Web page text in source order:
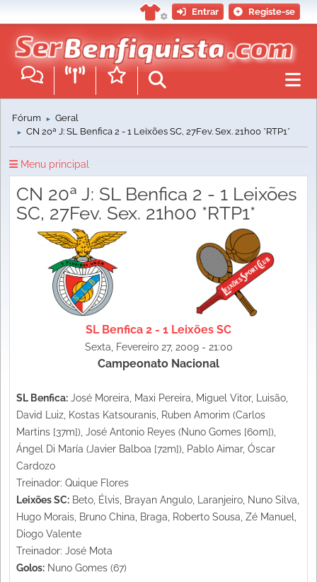
Entrar Registe-se
Fórum ► Geral
► CN 20ª J: SL Benfica 2 - 1 Leixões SC, 27Fev. Sex. 21h00 *RTP1*
Menu principal
CN 20ª J: SL Benfica 2 - 1 Leixões
SC, 27Fev. Sex. 21h00 *RTP1*
SL Benfica 2 - 1 Leixões SC
Sexta, Fevereiro 27, 2009 - 21:00
Campeonato Nacional
SL Benfica: José Moreira, Maxi Pereira, Miguel Vitor, Luisão,
David Luiz, Kostas Katsouranis, Ruben Amorim (Carlos
Martins [37m]), José Antonio Reyes (Nuno Gomes [60m]),
Ángel Di María (Javier Balboa [72m]), Pablo Aimar, Óscar
Cardozo
Treinador: Quique Flores
Leixões SC: Beto, Élvis, Brayan Angulo, Laranjeiro, Nuno Silva,
Hugo Morais, Bruno China, Braga, Roberto Sousa, Zé Manuel,
Diogo Valente
Treinador: José Mota
Golos: Nuno Gomes (67)